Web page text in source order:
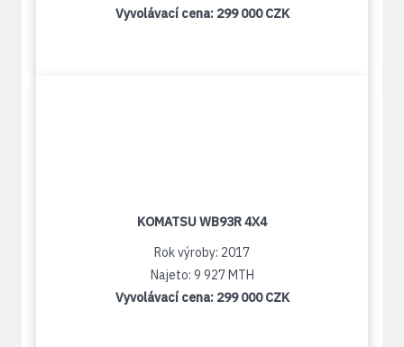
Vyvolávací cena: 299 000 CZK
KOMATSU WB93R 4X4
Rok výroby: 2017
Najeto: 9 927 MTH
Vyvolávací cena: 299 000 CZK